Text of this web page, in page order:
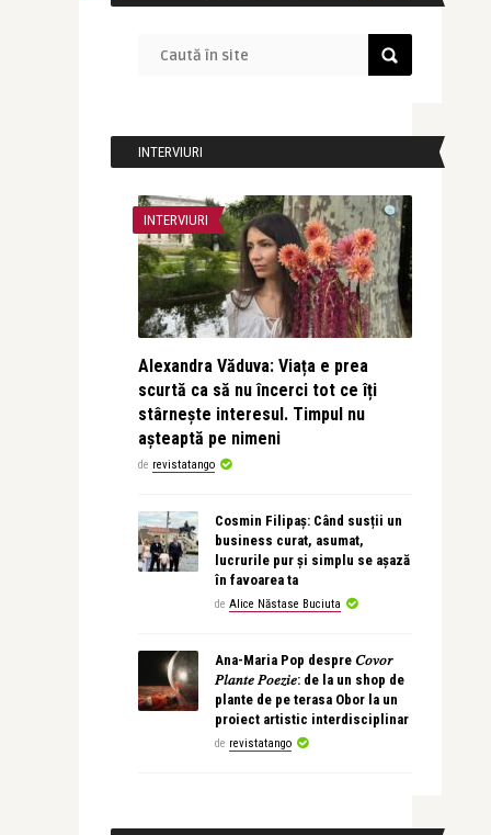
INTERVIURI
INTERVIURI
Alexandra Văduva: Viața e prea
scurtă ca să nu încerci tot ce îți
stârnește interesul. Timpul nu
așteaptă pe nimeni
de revistatango
Cosmin Filipaș: Când susții un
business curat, asumat,
lucrurile pur și simplu se așază
în favoarea ta
de Alice Năstase Buciuta
Ana-Maria Pop despre 𝐶𝑜𝑣𝑜𝑟
𝑃𝑙𝑎𝑛𝑡𝑒 𝑃𝑜𝑒𝑧𝑖𝑒: de la un shop de
plante de pe terasa Obor la un
proiect artistic interdisciplinar
de revistatango